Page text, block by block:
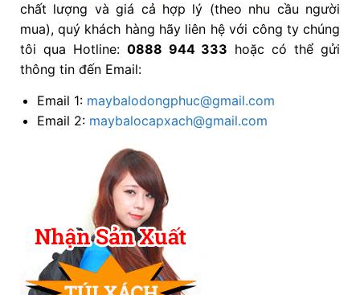
chất lượng và giá cả hợp lý (theo nhu cầu người
mua), quý khách hàng hãy liên hệ với công ty chúng
tôi qua Hotline: 0888 944 333 hoặc có thể gửi
thông tin đến Email:
Email 1: maybalodongphuc@gmail.com
Email 2: maybalocapxach@gmail.com